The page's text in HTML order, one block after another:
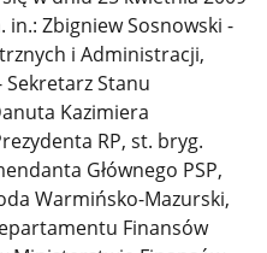
Zbigniew Sosnowski -
i Administracji,
Sekretarz Stanu
Kazimiera
RP, st. bryg.
Głównego PSP,
Warmińsko-Mazurski,
Finansów